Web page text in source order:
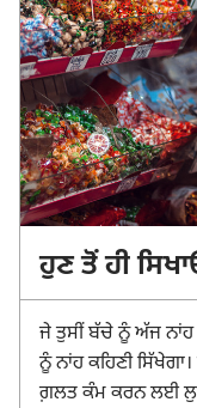
ਹੁਣ ਤੋਂ ਹੀ
ਜੇ ਤੁਸੀਂ ਬੱਚੇ ਨੂੰ ਅੱਜ
ਨੂੰ ਨਾਂਹ ਕਹਿਣੀ
ਗ਼ਲਤ ਕੰਮ ਕਰਨ ਲਈ